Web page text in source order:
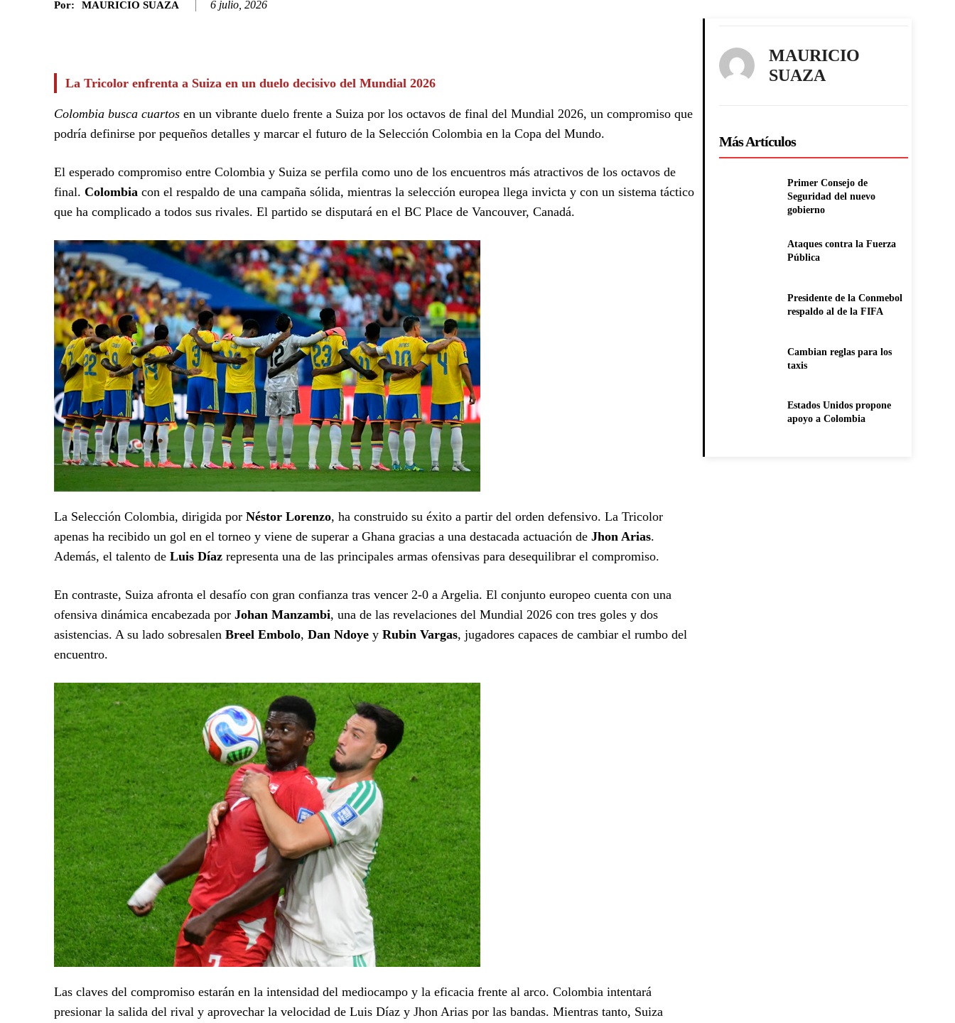
Por: MAURICIO SUAZA 6 julio, 2026
La Tricolor enfrenta a Suiza en un duelo decisivo del Mundial 2026
Colombia busca cuartos en un vibrante duelo frente a Suiza por los octavos de final del Mundial 2026, un compromiso que
podría definirse por pequeños detalles y marcar el futuro de la Selección Colombia en la Copa del Mundo.
El esperado compromiso entre Colombia y Suiza se perfila como uno de los encuentros más atractivos de los octavos de
final. Colombia con el respaldo de una campaña sólida, mientras la selección europea llega invicta y con un sistema táctico
que ha complicado a todos sus rivales. El partido se disputará en el BC Place de Vancouver, Canadá.
La Selección Colombia, dirigida por Néstor Lorenzo, ha construido su éxito a partir del orden defensivo. La Tricolor
apenas ha recibido un gol en el torneo y viene de superar a Ghana gracias a una destacada actuación de Jhon Arias.
Además, el talento de Luis Díaz representa una de las principales armas ofensivas para desequilibrar el compromiso.
En contraste, Suiza afronta el desafío con gran confianza tras vencer 2-0 a Argelia. El conjunto europeo cuenta con una
ofensiva dinámica encabezada por Johan Manzambi, una de las revelaciones del Mundial 2026 con tres goles y dos
asistencias. A su lado sobresalen Breel Embolo, Dan Ndoye y Rubin Vargas, jugadores capaces de cambiar el rumbo del
encuentro.
Las claves del compromiso estarán en la intensidad del mediocampo y la eficacia frente al arco. Colombia intentará
presionar la salida del rival y aprovechar la velocidad de Luis Díaz y Jhon Arias por las bandas. Mientras tanto, Suiza
MAURICIO
SUAZA
Más Artículos
Primer Consejo de
Seguridad del nuevo
gobierno
Ataques contra la Fuerza
Pública
Presidente de la Conmebol
respaldo al de la FIFA
Cambian reglas para los
taxis
Estados Unidos propone
apoyo a Colombia